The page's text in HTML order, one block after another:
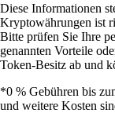
Diese Informationen
Kryptowährungen ist
Bitte prüfen Sie Ihre
genannten Vorteile
Token-Besitz ab und
*0 % Gebühren bis
und weitere Kosten